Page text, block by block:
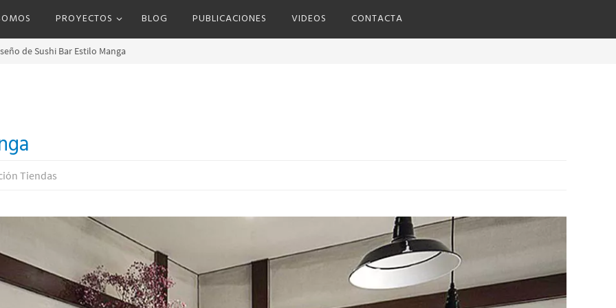
PROYECTOS BLOG PUBLICACIONES VIDEOS CONTACTA
de Sushi Bar Estilo Manga
Tiendas